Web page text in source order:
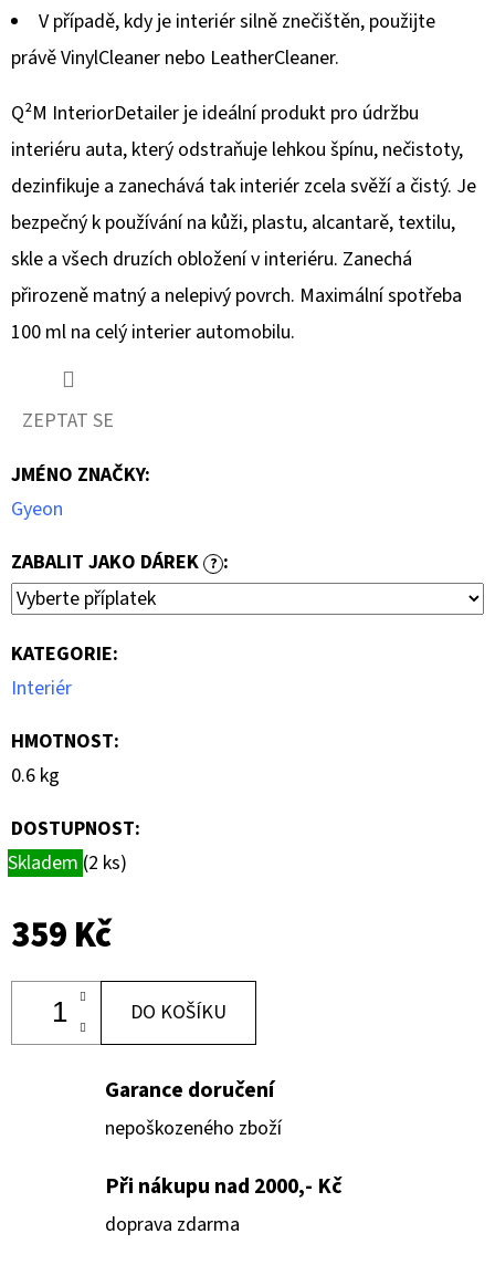
V případě, kdy je interiér silně znečištěn, použijte
právě VinylCleaner nebo LeatherCleaner.
Q²M InteriorDetailer je ideální produkt pro údržbu
interiéru auta, který odstraňuje lehkou špínu, nečistoty,
dezinfikuje a zanechává tak interiér zcela svěží a čistý. Je
bezpečný k používání na kůži, plastu, alcantarě, textilu,
skle a všech druzích obložení v interiéru. Zanechá
přirozeně matný a nelepivý povrch. Maximální spotřeba
100 ml na celý interier automobilu.
ZEPTAT SE
JMÉNO ZNAČKY:
Gyeon
ZABALIT JAKO DÁREK ? :
KATEGORIE:
Interiér
HMOTNOST:
0.6 kg
DOSTUPNOST:
Skladem (2 ks)
359 Kč
DO KOŠÍKU
Garance doručení
nepoškozeného zboží
Při nákupu nad 2000,- Kč
doprava zdarma